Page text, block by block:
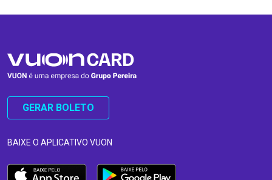
GERAR BOLETO
BAIXE O APLICATIVO VUON